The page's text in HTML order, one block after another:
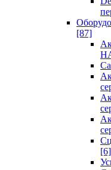
[87]
[6]